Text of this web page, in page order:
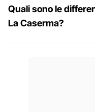
Quali sono le
La Caserma?